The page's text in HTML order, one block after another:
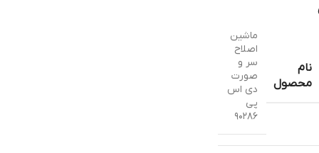
نام
محصول
ماشین
اصلاح
سر و
صورت
دی اس
پی
۹۰۲۸۶